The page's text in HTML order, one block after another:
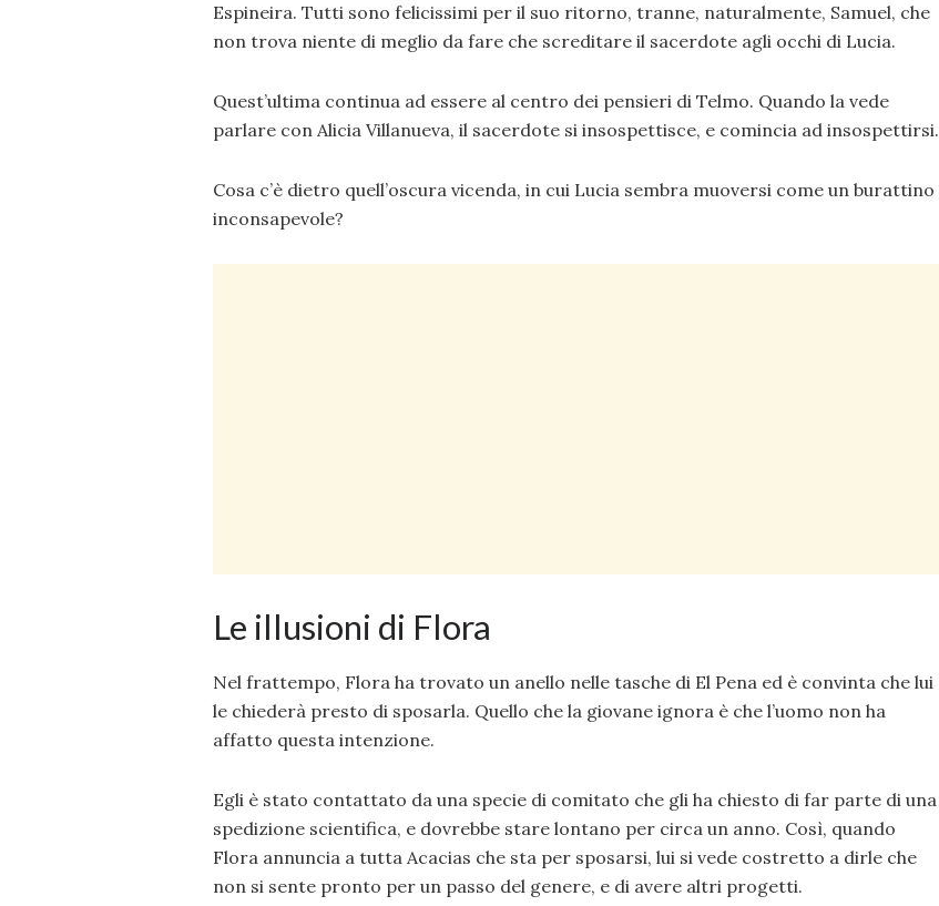
Espineira. Tutti sono felicissimi per il suo ritorno, tranne, naturalmente, Samuel, che
non trova niente di meglio da fare che screditare il sacerdote agli occhi di Lucia.
Quest’ultima continua ad essere al centro dei pensieri di Telmo. Quando la vede
parlare con Alicia Villanueva, il sacerdote si insospettisce, e comincia ad insospettirsi.
Cosa c’è dietro quell’oscura vicenda, in cui Lucia sembra muoversi come un burattino
inconsapevole?
Le illusioni di Flora
Nel frattempo, Flora ha trovato un anello nelle tasche di El Pena ed è convinta che lui
le chiederà presto di sposarla. Quello che la giovane ignora è che l’uomo non ha
affatto questa intenzione.
Egli è stato contattato da una specie di comitato che gli ha chiesto di far parte di una
spedizione scientifica, e dovrebbe stare lontano per circa un anno. Così, quando
Flora annuncia a tutta Acacias che sta per sposarsi, lui si vede costretto a dirle che
non si sente pronto per un passo del genere, e di avere altri progetti.